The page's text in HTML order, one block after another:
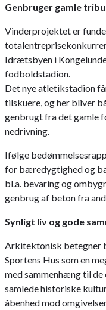
Genbruger gamle
Vinderprojektet er
Idrætsbyen i
fodboldstadion.
Det nye atletikstadion
tilskuere, og her bliver
genbrugt fra det gamle
nedrivning.
Ifølge
for bæredygtighed og
bl.a. bevaring og
genbrug af beton fra
Synligt liv og gode
Arkitektonisk betegner
Sportens Hus som en
med sammenhæng til
samlede historiske
åbenhed mod